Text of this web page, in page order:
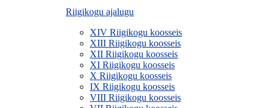
Riigikogu ajalugu
XIV Riigikogu koosseis
XIII Riigikogu koosseis
XII Riigikogu koosseis
XI Riigikogu koosseis
X Riigikogu koosseis
IX Riigikogu koosseis
VIII Riigikogu koosseis